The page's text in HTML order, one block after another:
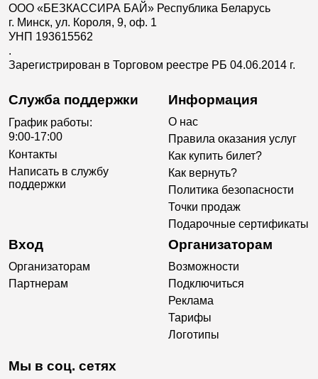
ООО «БЕЗКАССИРА БАЙ» Республика Беларусь
г. Минск, ул. Короля, 9, оф. 1
УНП 193615562
.
Зарегистрирован в Торговом реестре РБ 04.06.2014 г.
Служба поддержки
График работы:
9:00-17:00
Контакты
Написать в службу
поддержки
Информация
О нас
Правила оказания услуг
Как купить билет?
Как вернуть?
Политика безопасности
Точки продаж
Подарочные сертификаты
Вход
Организаторам
Партнерам
Организаторам
Возможности
Подключиться
Реклама
Тарифы
Логотипы
Мы в соц. сетях